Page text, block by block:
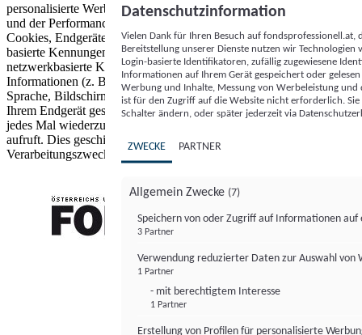
personalisierte Werbung und Inhalte, Messung von Werbeleistung
und der Performance von Inhalten sowie Zielgruppenforschung.
Cookies, Endgeräte- oder ähnliche Online-Kennungen (z. B. login-
basierte Kennungen, zufällig generierte Kennungen,
netzwerkbasierte Kennungen) können zusammen mit anderen
Informationen (z. B. Browsertyp und Browserinformationen,
Sprache, Bildschirmgröße, unterstützte Technologien usw.) auf
Ihrem Endgerät gespeichert oder von dort ausgelesen werden, um es
jedes Mal wiederzuerkennen, wenn es eine App oder einer Webseite
aufruft. Dies geschieht für einen oder mehrere der hier aufgeführten
Verarbeitungszwecke.
Datenschutzinformation
Vielen Dank für Ihren Besuch auf
Bereitstellung unserer Dienste nutzen wir Technologien
Login-basierte Identifikatoren, zufällig zugewiesene
Informationen auf Ihrem Gerät gespeichert oder
Werbung und Inhalte, Messung von Werbeleistung
ist für den Zugriff auf die Website nicht erforderlich.
Schalter ändern, oder später jederzeit via
ZWECKE PARTNER
Allgemein Zwecke (7)
Speichern von oder Zugriff auf Informationen auf
3 Partner
Verwendung reduzierter Daten zur Auswahl von
1 Partner
- mit berechtigtem Interesse
1 Partner
Erstellung von Profilen für personalisierte
FONDS professionell